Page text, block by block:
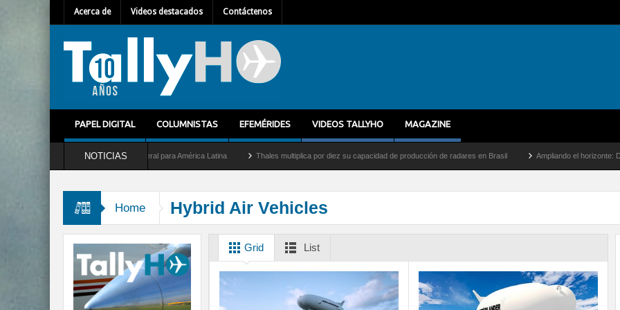
Acerca de Videos destacados Contáctenos
PAPEL DIGITAL COLUMNISTAS EFEMÉRIDES VIDEOS TALLYHO MAGAZINE
NOTICIAS
nuevo Director General para América Latina Thales multiplica por diez su capacidad de producción de radares en Brasil Ampliando el horizonte: Dentro del vuelo
Home Hybrid Air Vehicles
Grid List